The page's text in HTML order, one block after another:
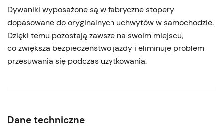
Dywaniki wyposażone są w fabryczne stopery
dopasowane do oryginalnych uchwytów w samochodzie.
Dzięki temu pozostają zawsze na swoim miejscu,
co zwiększa bezpieczeństwo jazdy i eliminuje problem
przesuwania się podczas użytkowania.
Dane techniczne